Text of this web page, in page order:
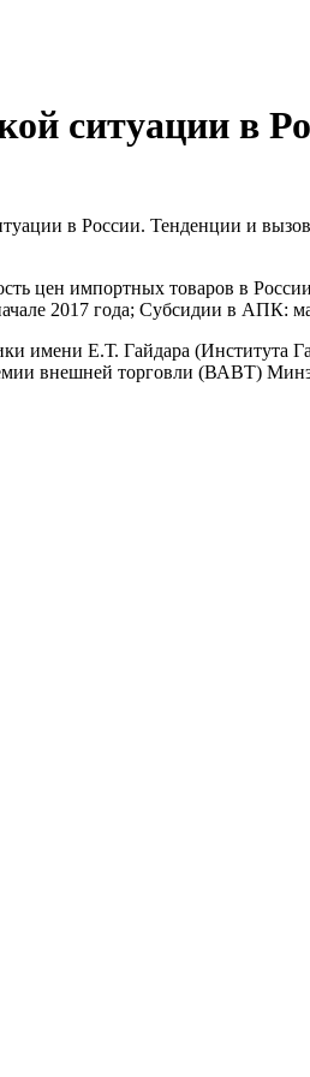
ситуации в
в России. Тенденции и
цен импортных товаров в
2017 года; Субсидии в АПК:
имени Е.Т. Гайдара (Института
внешней торговли (ВАВТ)